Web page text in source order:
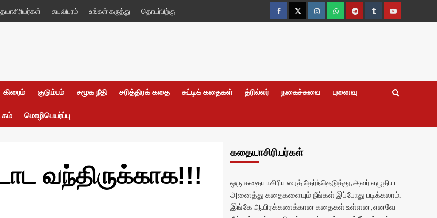
சுயவிபரம் உங்கள் கருத்து தொடர்பிற்கு
FacebookTwitterInstagramWhatsappTelegramTumblrYouTube
கிரைம் குடும்பம் சமூக நீதி சரித்திரக் கதை சுட்டிக் கதைகள் த்ரில்லர் நகைச்சுவை புனைவு
மொழிபெயர்ப்பு
வந்திருக்காக!!!
கதையாசிரியர்கள்
ஒரு கதையாசிரியரைத் தேர்ந்தெடுத்து, அவர் எழுதிய
அனைத்து கதைகளையும் நீங்கள் இப்போது படிக்கலாம்.
இங்கே ஆயிரக்கணக்கான கதைகள் உள்ளன, எனவே